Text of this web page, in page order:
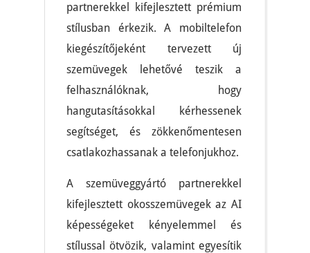
partnerekkel kifejlesztett prémium
stílusban érkezik. A mobiltelefon
kiegészítőjeként tervezett új
szemüvegek lehetővé teszik a
felhasználóknak, hogy
hangutasításokkal kérhessenek
segítséget, és zökkenőmentesen
csatlakozhassanak a telefonjukhoz.
A szemüveggyártó partnerekkel
kifejlesztett okosszemüvegek az AI
képességeket kényelemmel és
stílussal ötvözik, valamint egyesítik